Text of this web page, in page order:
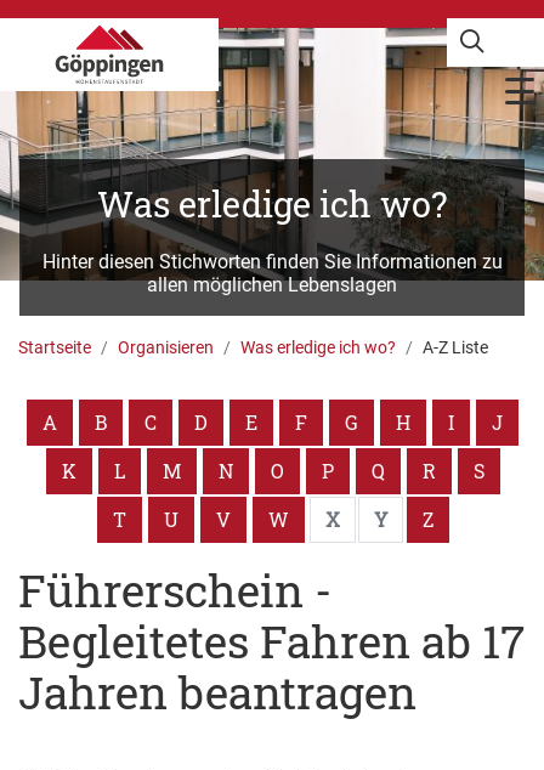
Was erledige ich wo?
Hinter diesen Stichworten finden Sie Informationen zu
allen möglichen Lebenslagen
Startseite Organisieren Was erledige ich wo? A-Z Liste
A B C D E F G H I
J
K
L M N O P Q R
S
T
U V W X Y Z
Führerschein -
Begleitetes Fahren ab 17
Jahren beantragen